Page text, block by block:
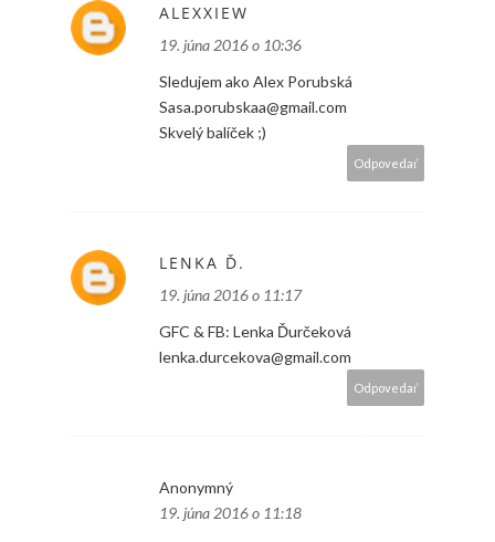
ALEXXIEW
19. júna 2016 o 10:36
Sledujem ako Alex Porubská
Sasa.porubskaa@gmail.com
Skvelý balíček ;)
Odpovedať
LENKA Ď.
19. júna 2016 o 11:17
GFC & FB: Lenka Ďurčeková
lenka.durcekova@gmail.com
Odpovedať
Anonymný
19. júna 2016 o 11:18